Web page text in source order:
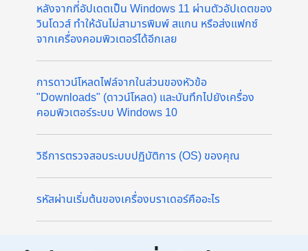
หลังจากที่อัปเดตเป็น Windows 11 ผ่านตัวอัปเดตของ
วินโดวส์ ทำให้ฉันไม่สามารพิมพ์ สแกน หรือส่งแฟกซ์
จากเครื่องคอมพิวเตอร์ได้อีกเลย
การดาวน์โหลดไฟล์จากในส่วนของหัวข้อ
"Downloads" (ดาวน์โหลด) และบันทึกไปยังเครื่อง
คอมพิวเตอร์ระบบ Windows 10
วิธีการตรวจสอบระบบปฏิบัติการ (OS) ของคุณ
รหัสผ่านเริ่มต้นของเครื่องบราเดอร์คืออะไร